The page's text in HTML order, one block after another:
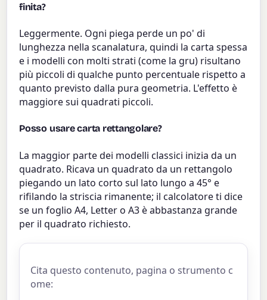
finita?
Leggermente. Ogni piega perde un po' di
lunghezza nella scanalatura, quindi la carta spessa
e i modelli con molti strati (come la gru) risultano
più piccoli di qualche punto percentuale rispetto a
quanto previsto dalla pura geometria. L'effetto è
maggiore sui quadrati piccoli.
Posso usare carta rettangolare?
La maggior parte dei modelli classici inizia da un
quadrato. Ricava un quadrato da un rettangolo
piegando un lato corto sul lato lungo a 45° e
rifilando la striscia rimanente; il calcolatore ti dice
se un foglio A4, Letter o A3 è abbastanza grande
per il quadrato richiesto.
Cita questo contenuto, pagina o strumento c
ome: